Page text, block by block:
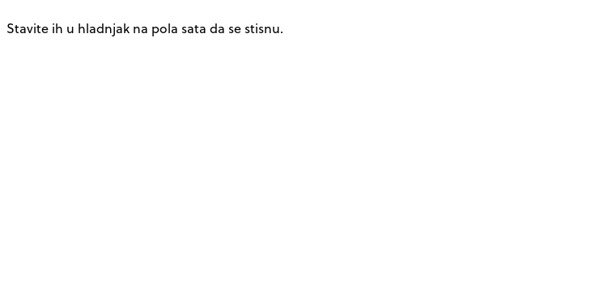
Stavite ih u hladnjak na pola sata da se stisnu.